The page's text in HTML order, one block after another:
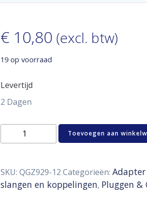
€10,80 (excl. btw)
19 op voorraad
Levertijd
2 Dagen
Aluminum
aantal
Toevoegen aan
SKU: QGZ929-12 Categorieën:
slangen en koppelingen, Pluggen &